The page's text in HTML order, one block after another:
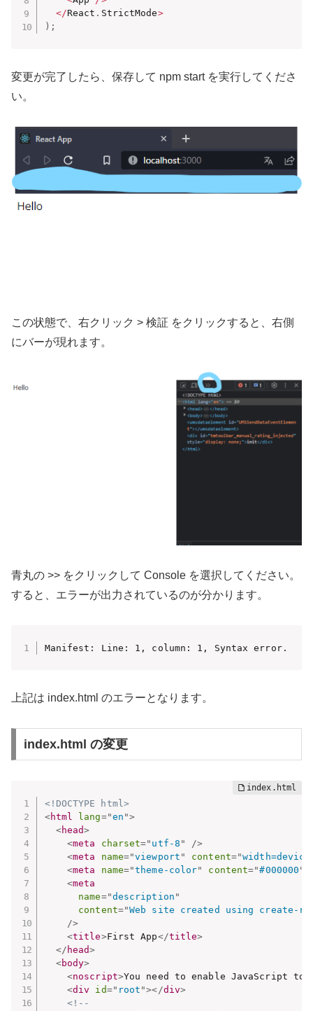
</React . StrictMode>
) ;
変更が完了したら、保存して npm start を実行してくださ
い。
この状態で、右クリック > 検証 をクリックすると、右側
にバーが現れます。
青丸の >> をクリックして Console を選択してください。
すると、エラーが出力されているのが分かります。
Manifest: Line: 1, column: 1, Syntax error.
上記は index.html のエラーとなります。
index.html の変更
<!DOCTYPE html>
<html lang="en ">
<head>
<meta charset=" utf-8 "
/>
<meta name="viewport " content="
<meta name="theme-color" content="#000000 "
<meta
name="description "
content="Web site created using create-
/>
<title>First App</title>
</ head>
<body>
<noscript>You need to enable JavaScript
<div id=" root "></div>
<!--